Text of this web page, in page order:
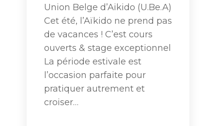
Union Belge d’Aikido (U.Be.A)
Cet été, l’Aïkido ne prend pas
de vacances ! C’est cours
ouverts & stage exceptionnel
La période estivale est
l’occasion parfaite pour
pratiquer autrement et
croiser…